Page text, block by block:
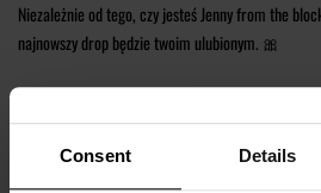
Consent Details
Niezależnie od tego, czy jesteś Jenny from the
najnowszy drop będzie twoim ulubionym. 🎀